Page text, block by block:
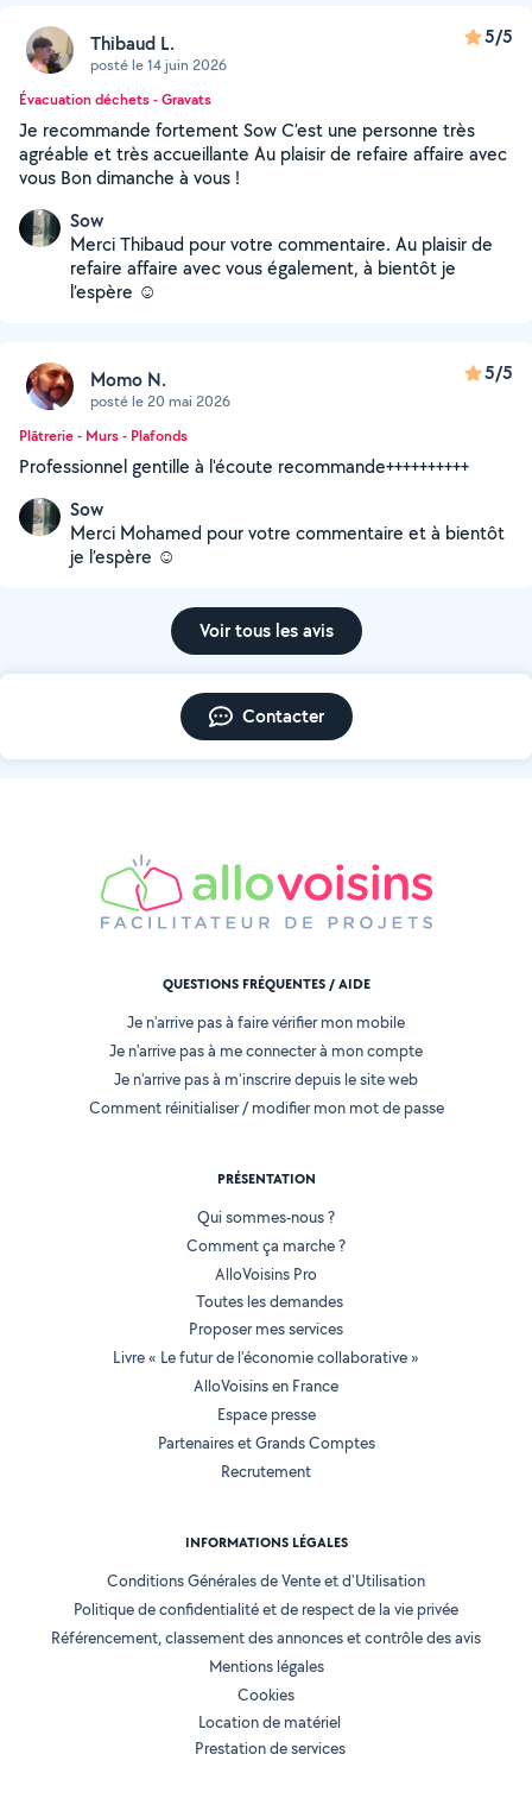
Thibaud L.
posté le 14 juin 2026
5/5
Évacuation déchets - Gravats
Je recommande fortement Sow C’est une personne très
agréable et très accueillante Au plaisir de refaire affaire avec
vous Bon dimanche à vous !
Sow
Merci Thibaud pour votre commentaire. Au plaisir de
refaire affaire avec vous également, à bientôt je
l’espère ☺️
Momo N.
posté le 20 mai 2026
5/5
Plâtrerie - Murs - Plafonds
Professionnel gentille à l'écoute recommande++++++++++
Sow
Merci Mohamed pour votre commentaire et à bientôt
je l’espère ☺️
Voir tous les avis
Contacter
QUESTIONS FRÉQUENTES / AIDE
Je n'arrive pas à faire vérifier mon mobile
Je n'arrive pas à me connecter à mon compte
Je n'arrive pas à m'inscrire depuis le site web
Comment réinitialiser / modifier mon mot de passe
PRÉSENTATION
Qui sommes-nous ?
Comment ça marche ?
AlloVoisins Pro
Toutes les demandes
Proposer mes services
Livre « Le futur de l'économie collaborative »
AlloVoisins en France
Espace presse
Partenaires et Grands Comptes
Recrutement
INFORMATIONS LÉGALES
Conditions Générales de Vente et d'Utilisation
Politique de confidentialité et de respect de la vie privée
Référencement, classement des annonces et contrôle des avis
Mentions légales
Cookies
Location de matériel
Prestation de services